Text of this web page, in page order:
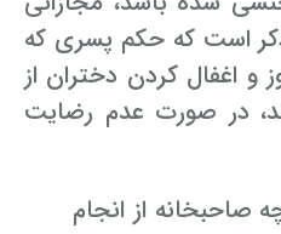
است که حکم پسری که
و اغفال کردن دختران از
در صورت عدم رضایت
صاحبخانه از انجام